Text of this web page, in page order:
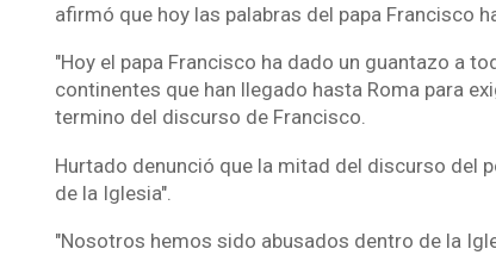
afirmó que hoy las palabras del papa Francisco
"Hoy el papa Francisco ha dado un guantazo a
continentes que han llegado hasta Roma para
termino del discurso de Francisco.
Hurtado denunció que la mitad del discurso del
de la Iglesia".
"Nosotros hemos sido abusados dentro de la